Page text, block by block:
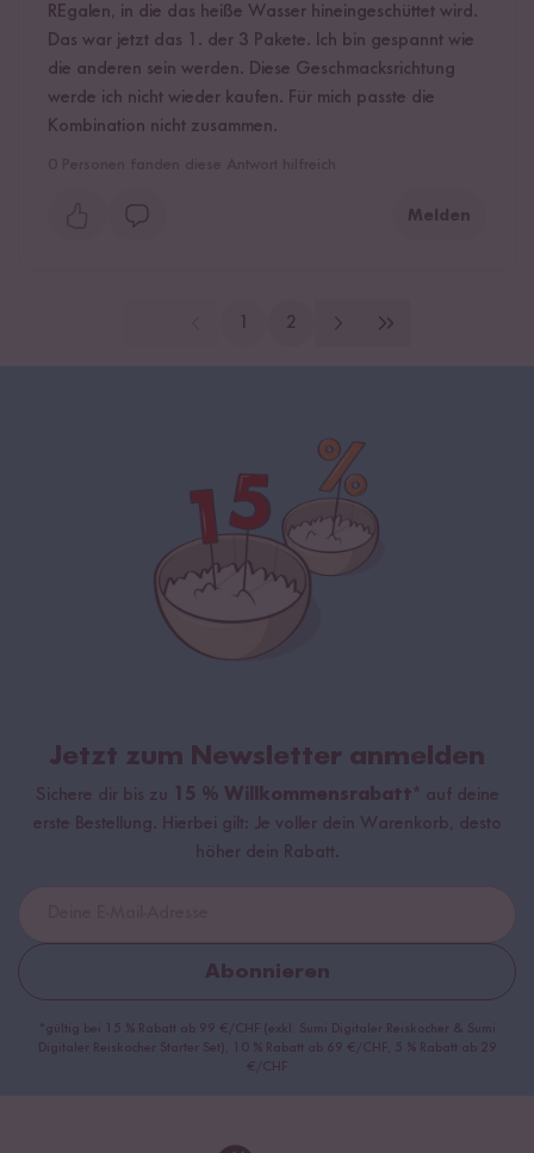
REgalen, in die das heiße Wasser hineingeschüttet wird.
Das war jetzt das 1. der 3 Pakete. Ich bin gespannt wie
die anderen sein werden. Diese Geschmacksrichtung
werde ich nicht wieder kaufen. Für mich passte die
Kombination nicht zusammen.
Melden
2
Jetzt zum Newsletter anmelden
Sichere dir bis zu 15 % Willkommensrabatt* auf deine
erste Bestellung. Hierbei gilt: Je voller dein Warenkorb, desto
höher dein Rabatt.
Abonnieren
*gültig bei 15 % Rabatt ab 99 €/CHF (exkl. Sumi Digitaler Reiskocher & Sumi
Digitaler Reiskocher Starter Set), 10 % Rabatt ab 69 €/CHF, 5 % Rabatt ab 29
€/CHF